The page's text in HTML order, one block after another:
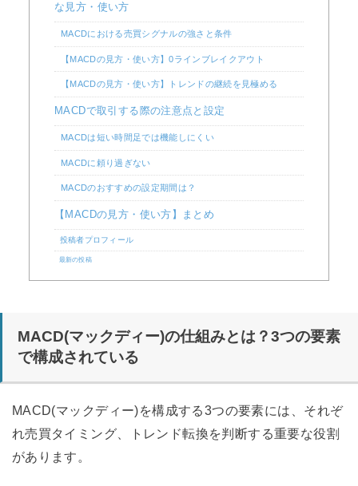
な見方・使い方
MACDにおける売買シグナルの強さと条件
【MACDの見方・使い方】0ラインブレイクアウト
【MACDの見方・使い方】トレンドの継続を見極める
MACDで取引する際の注意点と設定
MACDは短い時間足では機能しにくい
MACDに頼り過ぎない
MACDのおすすめの設定期間は？
【MACDの見方・使い方】まとめ
投稿者プロフィール
最新の投稿
MACD(マックディー)の仕組みとは？3つの要素
で構成されている
MACD(マックディー)を構成する3つの要素には、それぞ
れ売買タイミング、トレンド転換を判断する重要な役割
があります。